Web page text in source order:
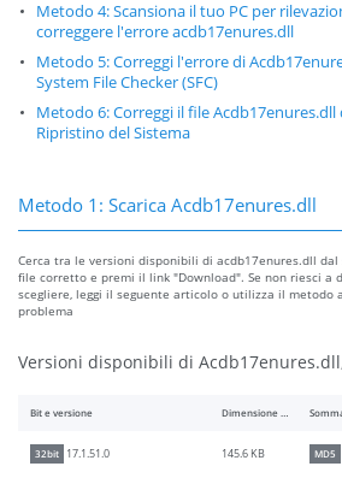
Metodo 4: Scansiona il tuo PC per
correggere l'errore acdb17enures.dll
Metodo 5: Correggi l'errore di
System File Checker (SFC)
Metodo 6: Correggi il file
Ripristino del Sistema
Metodo 1: Scarica Acdb17enures.dll
Cerca tra le versioni disponibili di acdb17enures.dll
file corretto e premi il link "Download". Se non riesci a
scegliere, leggi il seguente articolo o utilizza il metodo
problema
Versioni disponibili di
Bit e versione Dimensione del file
32bit 17.1.51.0 145.6 KB MD5